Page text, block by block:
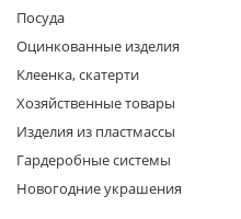
Посуда
Оцинкованные изделия
Клеенка, скатерти
Хозяйственные товары
Изделия из пластмассы
Гардеробные системы
Новогодние украшения